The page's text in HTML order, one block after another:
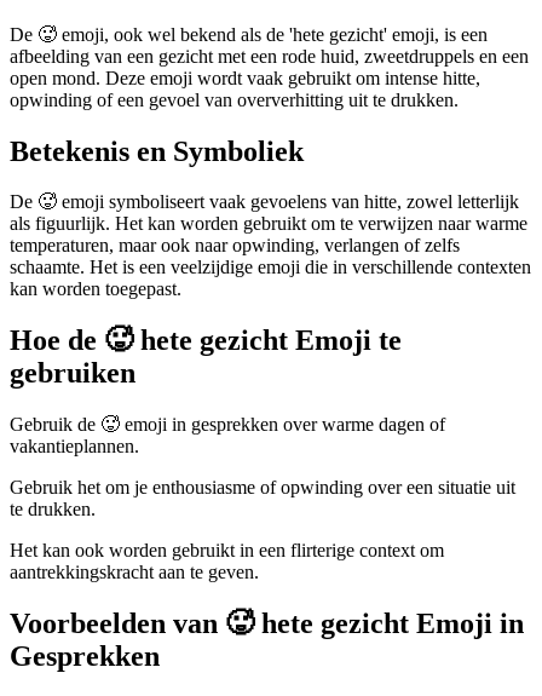
De 🥵 emoji, ook wel bekend als de 'hete gezicht' emoji, is een
afbeelding van een gezicht met een rode huid, zweetdruppels en een
open mond. Deze emoji wordt vaak gebruikt om intense hitte,
opwinding of een gevoel van oververhitting uit te drukken.
Betekenis en Symboliek
De 🥵 emoji symboliseert vaak gevoelens van hitte, zowel letterlijk
als figuurlijk. Het kan worden gebruikt om te verwijzen naar warme
temperaturen, maar ook naar opwinding, verlangen of zelfs
schaamte. Het is een veelzijdige emoji die in verschillende contexten
kan worden toegepast.
Hoe de 🥵 hete gezicht Emoji te
gebruiken
Gebruik de 🥵 emoji in gesprekken over warme dagen of
vakantieplannen.
Gebruik het om je enthousiasme of opwinding over een situatie uit
te drukken.
Het kan ook worden gebruikt in een flirterige context om
aantrekkingskracht aan te geven.
Voorbeelden van 🥵 hete gezicht Emoji in
Gesprekken